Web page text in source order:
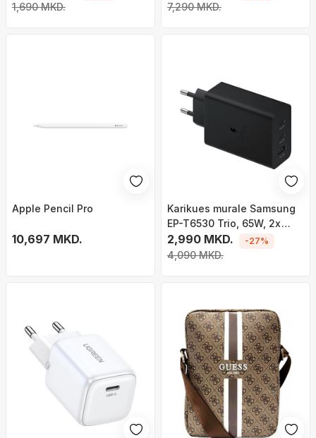
1,690 MKD. 7,290 MKD.
Apple Pencil Pro
10,697 MKD.
Karikues murale Samsung
EP-T6530 Trio, 65W, 2x
USB-C 1x USB-A, i zi
2,990 MKD.
4,090 MKD.
-27%